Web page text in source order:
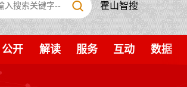
霍山智搜
公开 解读 服务 互动 数据